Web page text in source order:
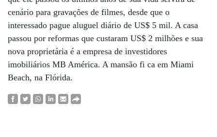
cenário para gravações de filmes, desde que o
interessado pague aluguel diário de US$ 5 mil. A casa
passou por reformas que custaram US$ 2 milhões e sua
nova proprietária é a empresa de investidores
imobiliários MB América. A mansão fi ca em Miami
Beach, na Flórida.